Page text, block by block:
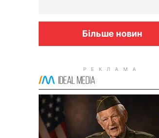
Більше новин
Patients Are Quietly Using This
Liver Fix